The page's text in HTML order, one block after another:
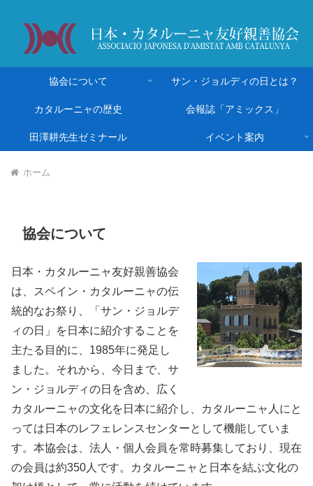
協会について サン・ジョルディの日とは？
カタルーニャの歴史 会報誌「アミックス」
田澤耕先生ゼミナール イベント案内
ホーム
協会について
日本・カタルーニャ友好親善協会
は、スペイン・カタルーニャの伝
統的なお祭り、「サン・ジョルデ
ィの日」を日本に紹介することを
主たる目的に、1985年に発足し
ました。それから、今日まで、サ
ン・ジョルディの日を含め、広く
カタルーニャの文化を日本に紹介し、カタルーニャ人にと
っては日本のレフェレンスセンターとして機能していま
す。本協会は、法人・個人会員を常時募集しており、現在
の会員は約350人です。カタルーニャと日本を結ぶ文化の